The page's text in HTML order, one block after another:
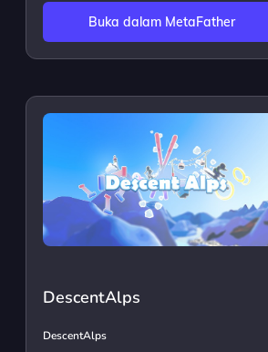
Buka dalam MetaFather
DescentAlps
DescentAlps